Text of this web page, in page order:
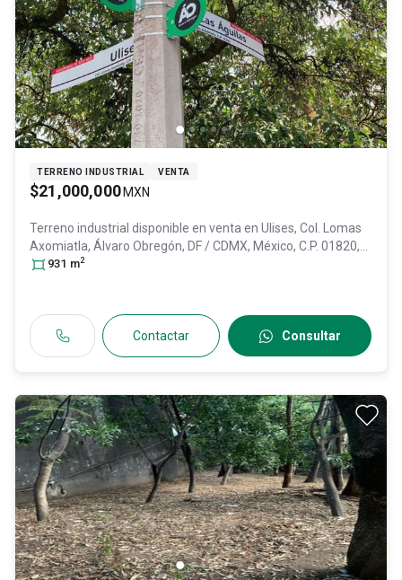
TERRENO INDUSTRIAL VENTA
$21,000,000 MXN
Terreno industrial disponible en venta en Ulises, Col. Lomas
Axomiatla, Álvaro Obregón, DF / CDMX, México, C.P. 01820,
ID:30465482
931 m2
Contactar Consultar